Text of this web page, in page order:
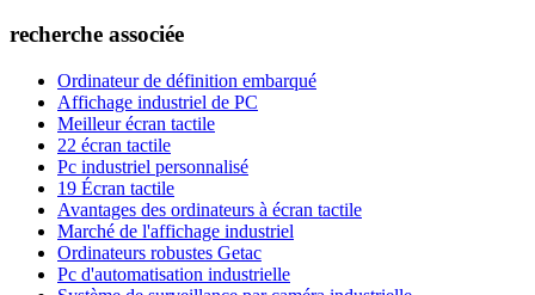
recherche associée
Ordinateur de définition embarqué
Affichage industriel de PC
Meilleur écran tactile
22 écran tactile
Pc industriel personnalisé
19 Écran tactile
Avantages des ordinateurs à écran tactile
Marché de l'affichage industriel
Ordinateurs robustes Getac
Pc d'automatisation industrielle